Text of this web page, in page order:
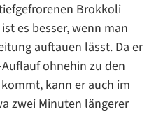
Brokkoli
es besser, wenn man
auftauen lässt. Da er
ohnehin zu den
kann er auch im
zwei Minuten längerer